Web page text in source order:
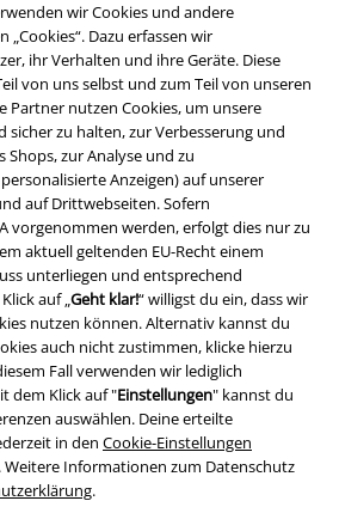
wir Cookies und andere
„Cookies“. Dazu erfassen wir
ihr Verhalten und ihre Geräte. Diese
von uns selbst und zum Teil von unseren
Partner nutzen Cookies, um unsere
sicher zu halten, zur Verbesserung und
Shops, zur Analyse und zu
Anzeigen) auf unserer
auf Drittwebseiten. Sofern
vorgenommen werden, erfolgt dies nur zu
aktuell geltenden EU-Recht einem
unterliegen und entsprechend
auf „Geht klar!“ willigst du ein, dass wir
nutzen können. Alternativ kannst du
auch nicht zustimmen, klicke hierzu
Fall verwenden wir lediglich
dem Klick auf "Einstellungen" kannst du
auswählen. Deine erteilte
in den Cookie-Einstellungen
Informationen zum Datenschutz
.